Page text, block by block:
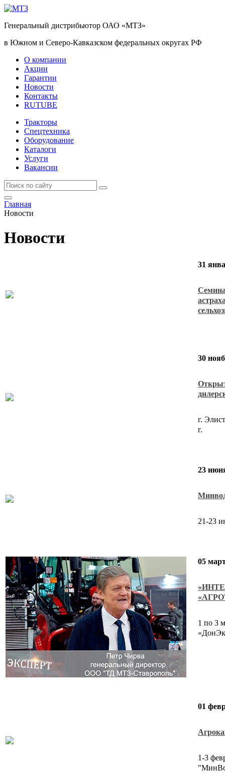
Генеральный дистрибьютор ОАО «МТЗ»
в Южном и Северо-Кавказском федеральных округах РФ
О компании
Акции
Гарантии
Новости
Контакты
RUTUBE
Тракторы
Спецтехника
Оборудование
Каталоги
Услуги
Вакансии
Главная
Новости
Новости
31
30
г.
г.
23
21-23
05
1 по 3
01
1-3